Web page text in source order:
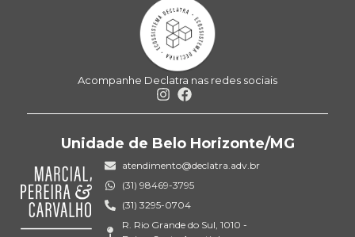
Acompanhe Declatra nas redes sociais
Unidade de Belo Horizonte/MG
atendimento@declatra.adv.br
(31) 98469-3795
(31) 3295-0704
R. Rio Grande do Sul, 1010 -